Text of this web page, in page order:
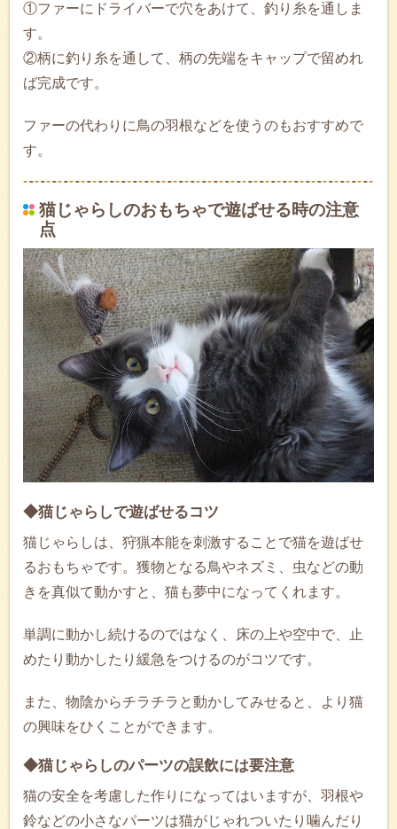
①ファーにドライバーで穴をあけて、釣り糸を通しま
す。
②柄に釣り糸を通して、柄の先端をキャップで留めれ
ば完成です。
ファーの代わりに鳥の羽根などを使うのもおすすめで
す。
猫じゃらしのおもちゃで遊ばせる時の注意
点
◆猫じゃらしで遊ばせるコツ
猫じゃらしは、狩猟本能を刺激することで猫を遊ばせ
るおもちゃです。獲物となる鳥やネズミ、虫などの動
きを真似て動かすと、猫も夢中になってくれます。
単調に動かし続けるのではなく、床の上や空中で、止
めたり動かしたり緩急をつけるのがコツです。
また、物陰からチラチラと動かしてみせると、より猫
の興味をひくことができます。
◆猫じゃらしのパーツの誤飲には要注意
猫の安全を考慮した作りになってはいますが、羽根や
鈴などの小さなパーツは猫がじゃれついたり噛んだり